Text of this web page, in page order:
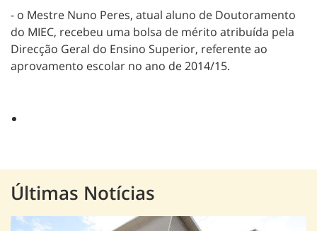
- o Mestre Nuno Peres, atual aluno de Doutoramento
do MIEC, recebeu uma bolsa de mérito atribuída pela
Direcção Geral do Ensino Superior, referente ao
aprovamento escolar no ano de 2014/15.
Últimas Notícias